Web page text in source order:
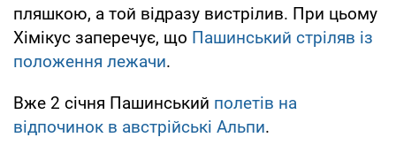
пляшкою, а той відразу вистрілив. При цьому
Хімікус заперечує, що Пашинський стріляв із
положення лежачи.
Вже 2 січня Пашинський полетів на
відпочинок в австрійські Альпи.